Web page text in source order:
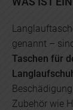
genannt –
Taschen für
Zubehör wie